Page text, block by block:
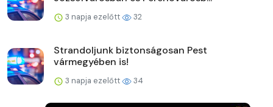
3 napja ezelőtt 32
Strandoljunk biztonságosan Pest
vármegyében is!
3 napja ezelőtt 34